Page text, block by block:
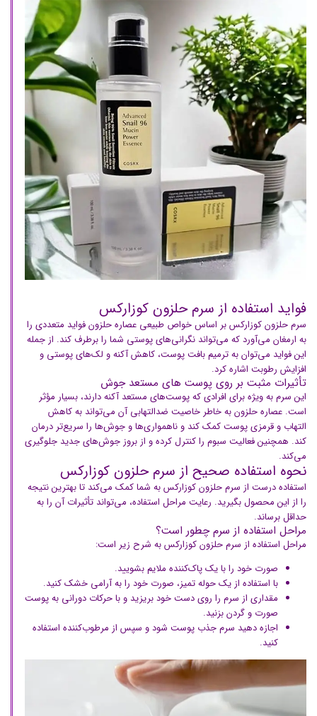
فواید استفاده از سرم حلزون کوزارکس
سرم حلزون کوزارکس بر اساس خواص طبیعی عصاره حلزون فواید متعددی را
به ارمغان می‌آورد که می‌تواند نگرانی‌های پوستی شما را برطرف کند. از جمله
این فواید می‌توان به ترمیم بافت پوست، کاهش آکنه و لک‌های پوستی و
افزایش رطوبت اشاره کرد.
تأثیرات مثبت بر روی پوست های مستعد جوش
این سرم به ویژه برای افرادی که پوست‌های مستعد آکنه دارند، بسیار مؤثر
است. عصاره حلزون به خاطر خاصیت ضدالتهابی آن می‌تواند به کاهش
التهاب و قرمزی پوست کمک کند و ناهمواری‌ها و جوش‌ها را سریع‌تر درمان
کند. همچنین فعالیت سبوم را کنترل کرده و از بروز جوش‌های جدید جلوگیری
می‌کند.
نحوه استفاده صحیح از سرم حلزون کوزارکس
استفاده درست از سرم حلزون کوزارکس به شما کمک می‌کند تا بهترین نتیجه
را از این محصول بگیرید. رعایت مراحل استفاده، می‌تواند تأثیرات آن را به
حداقل برساند.
مراحل استفاده از سرم چطور است؟
مراحل استفاده از سرم حلزون کوزارکس به شرح زیر است:
صورت خود را با یک پاک‌کننده ملایم بشویید.
با استفاده از یک حوله تمیز، صورت خود را به آرامی خشک کنید.
مقداری از سرم را روی دست خود بریزید و با حرکات دورانی به پوست
صورت و گردن بزنید.
اجازه دهید سرم جذب پوست شود و سپس از مرطوب‌کننده استفاده
کنید.